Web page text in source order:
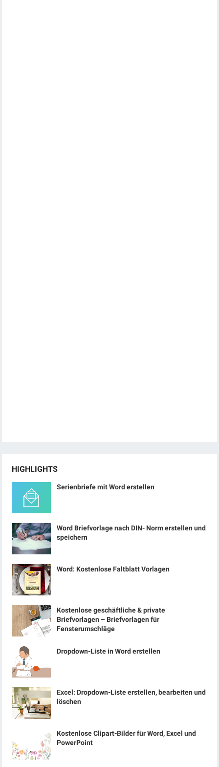
HIGHLIGHTS
Serienbriefe mit Word erstellen
Word Briefvorlage nach DIN- Norm erstellen und
speichern
Word: Kostenlose Faltblatt Vorlagen
Kostenlose geschäftliche & private
Briefvorlagen – Briefvorlagen für
Fensterumschläge
Dropdown-Liste in Word erstellen
Excel: Dropdown-Liste erstellen, bearbeiten und
löschen
Kostenlose Clipart-Bilder für Word, Excel und
PowerPoint